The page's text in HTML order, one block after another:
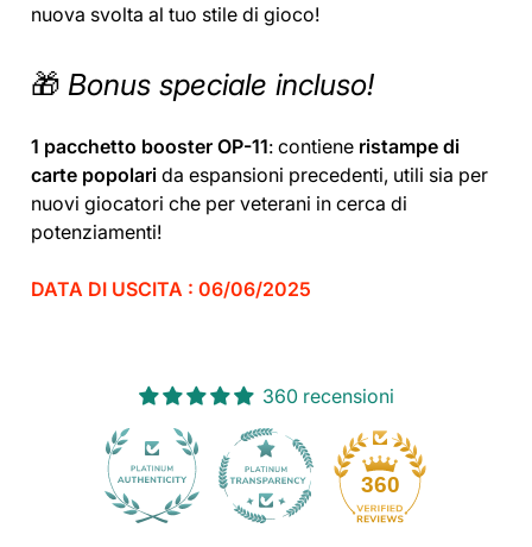
nuova svolta al tuo stile di gioco!
🎁 Bonus speciale incluso!
1 pacchetto booster OP-11: contiene ristampe di
carte popolari da espansioni precedenti, utili sia per
nuovi giocatori che per veterani in cerca di
potenziamenti!
DATA DI USCITA : 06/06/2025
360 recensioni
360